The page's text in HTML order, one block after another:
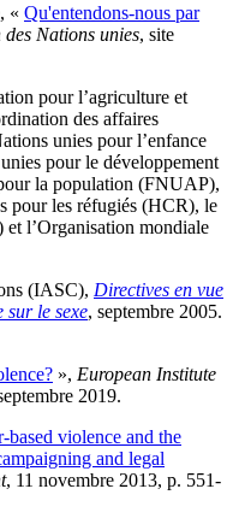
« Qu'entendons-nous par
Nations unies, site
pour l’agriculture et
des affaires
unies pour l’enfance
pour le développement
la population (FNUAP),
pour les réfugiés (HCR), le
l’Organisation mondiale
(IASC), Directives en vue
sur le sexe, septembre 2005.
», European Institute
2019.
based violence and the
and legal
, 11 novembre 2013, p. 551-